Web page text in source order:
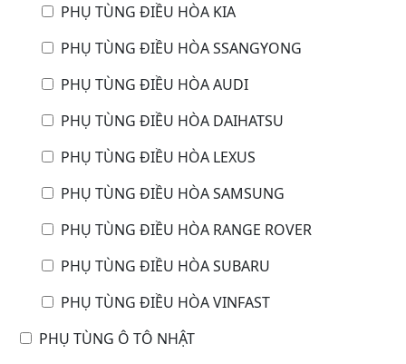
PHỤ TÙNG ĐIỀU HÒA KIA
PHỤ TÙNG ĐIỀU HÒA SSANGYONG
PHỤ TÙNG ĐIỀU HÒA AUDI
PHỤ TÙNG ĐIỀU HÒA DAIHATSU
PHỤ TÙNG ĐIỀU HÒA LEXUS
PHỤ TÙNG ĐIỀU HÒA SAMSUNG
PHỤ TÙNG ĐIỀU HÒA RANGE ROVER
PHỤ TÙNG ĐIỀU HÒA SUBARU
PHỤ TÙNG ĐIỀU HÒA VINFAST
PHỤ TÙNG Ô TÔ NHẬT